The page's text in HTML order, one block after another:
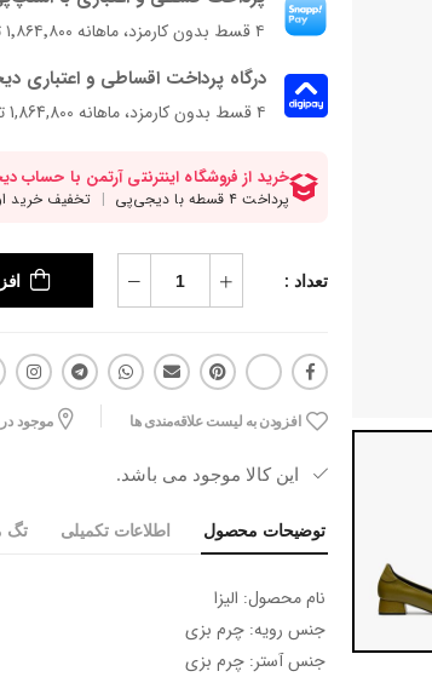
۴ قسط بدون کارمزد، ماهانه ۱٬۸۶۴٬۸۰۰ تومان
درگاه پرداخت اقساطی و اعتباری
۴ قسط بدون کارمزد، ماهانه 1,864,800 تومان
تعداد :
افزودن به لیست علاقه‌مندی ها موجود
این کالا موجود می باشد.
توضیحات محصول اطلاعات تکمیلی تگ
نام محصول: الیزا
جنس رویه: چرم بزی
جنس آستر: چرم بزی